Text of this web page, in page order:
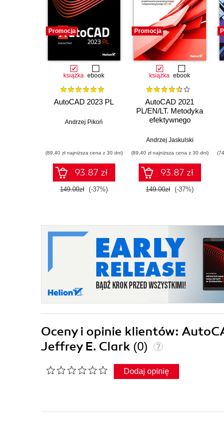
Promocja
książka ebook
AutoCAD 2023 PL
Andrzej Pikoń
(89,40 zł najniższa cena z 30 dni)
93.87 zł
149.00zł (-37%)
Promocja
książka ebook
AutoCAD 2021
PL/EN/LT. Metodyka
efektywnego
parametrycznego i
2D i 3D
Andrzej Jaskulski
(89,40 zł najniższa cena z 30 dni)
93.87 zł
149.00zł (-37%)
Oceny i opinie klientów:
Jeffrey E. Clark (0)
Dodaj opinię